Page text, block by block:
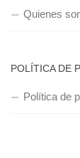
Quienes
POLÍTICA DE
Política de